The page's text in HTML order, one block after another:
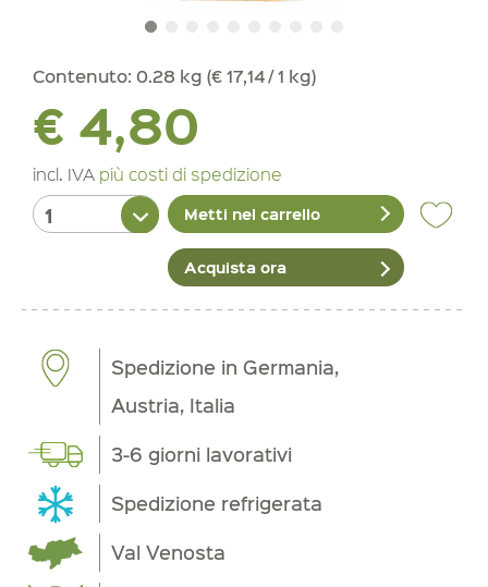
Contenuto: 0.28 kg (€ 17,14 / 1 kg)
€ 4,80
incl. IVA più costi di spedizione
Metti nel carrello
Acquista ora
Spedizione in Germania,
Austria, Italia
3-6 giorni lavorativi
Spedizione refrigerata
Val Venosta